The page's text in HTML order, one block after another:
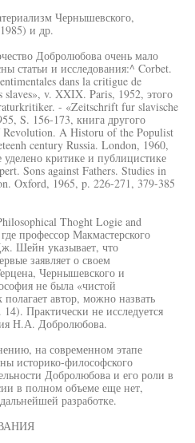
Чернышевского,
и др.
Добролюбова очень мало
статьи и исследования:^ Corbet.
dans la critigue de
slaves», v. XXIX. Paris, 1952, этого
- «Zeitschrift fur slavische
S. 156-173, книга другого
Revolution. A Historu of the Populist
century Russia. London, 1960,
критике и публицистике
Sons against Fathers. Studies in
Oxford, 1965, p. 226-271, 379-385
Thoght Logie and
профессор Макмастерского
Шейн указывает, что
заявляет о своем
Чернышевского и
не была «чистой
автор, можно назвать
Практически не исследуется
Н.А. Добролюбова.
на современном этапе
историко-философского
Добролюбова и его роли в
в полном объеме еще нет,
разработке.